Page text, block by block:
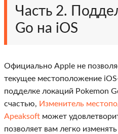
Часть 2.
Go на iOS
Официально Apple не
текущее местоположение
подделке локаций Pokemon
счастью, Изменитель
Apeaksoft может
позволяет вам легко